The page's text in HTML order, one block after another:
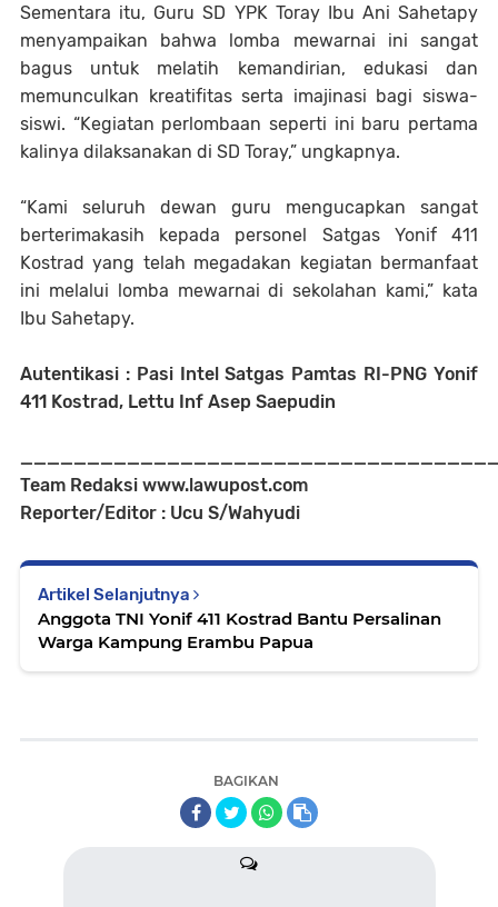
Sementara itu, Guru SD YPK Toray Ibu Ani Sahetapy
menyampaikan bahwa lomba mewarnai ini sangat
bagus untuk melatih kemandirian, edukasi dan
memunculkan kreatifitas serta imajinasi bagi siswa-
siswi. “Kegiatan perlombaan seperti ini baru pertama
kalinya dilaksanakan di SD Toray,” ungkapnya.
“Kami seluruh dewan guru mengucapkan sangat
berterimakasih kepada personel Satgas Yonif 411
Kostrad yang telah megadakan kegiatan bermanfaat
ini melalui lomba mewarnai di sekolahan kami,” kata
Ibu Sahetapy.
Autentikasi : Pasi Intel Satgas Pamtas RI-PNG Yonif
411 Kostrad, Lettu Inf Asep Saepudin
Team Redaksi www.lawupost.com
Reporter/Editor : Ucu S/Wahyudi
Artikel Selanjutnya
Anggota TNI Yonif 411 Kostrad Bantu Persalinan
Warga Kampung Erambu Papua
BAGIKAN